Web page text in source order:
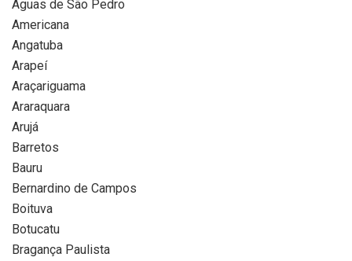
Águas de São Pedro
Americana
Angatuba
Arapeí
Araçariguama
Araraquara
Arujá
Barretos
Bauru
Bernardino de Campos
Boituva
Botucatu
Bragança Paulista